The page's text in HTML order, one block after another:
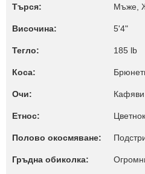
Търся: Мъже,
Височина: 5'4"
Тегло: 185 lb
Коса:
Очи: Кафяви
Етнос:
Полово окосмяване:
Гръдна обиколка: